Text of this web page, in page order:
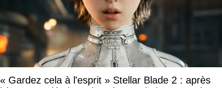
« Gardez cela à l'esprit » Stellar Blade 2 : après